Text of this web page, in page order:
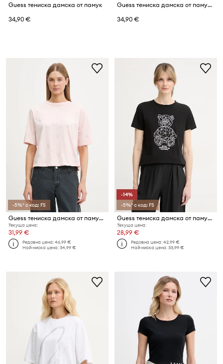
Guess тениска дамска от памук
34,90 €
Guess тениска дамска от памук с еластан COLETTE
34,90 €
-5%* с код: FS
Guess тениска дамска от памук SILVY
Текуща цена:
31,99 €
Редовна цена:46,99 €
Най-ниска цена:34,99 €
-14%
-5%* с код: FS
Guess тениска дамска от памук с еластан ROMY
Текуща цена:
28,99 €
Редовна цена:42,99 €
Най-ниска цена:33,99 €